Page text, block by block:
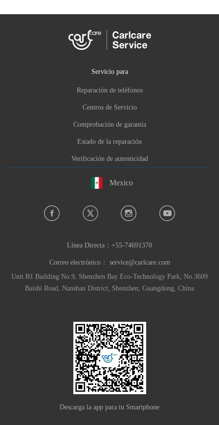
Servicio para
Reparación de teléfonos
Centros de Servicio
Comprobación de garantía
Estado de la reparación
Verificación de autenticidad
Mexico
Línea Directa： +55-74691370
Correo electrónico： service@carlcare.com
Unit B1 Building No.9, Shenzhen Bay Eco-Technology Park, No.3609
Baishi Road, Nanshan District, Shenzhen, Guangdong, China
Descarga la app para tu Smartphone